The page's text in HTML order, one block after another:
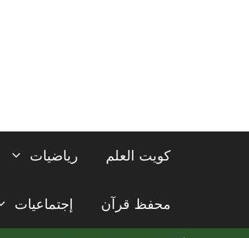
كويت العلم رياضيات
محفظ قرآن إجتماعيات